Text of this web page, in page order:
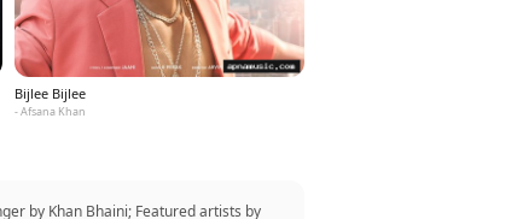
Bijlee Bijlee
- Afsana Khan
by Khan Bhaini; Featured artists by